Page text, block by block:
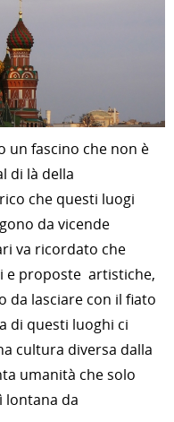
un fascino che non è
di là della
che questi luogi
da vicende
va ricordato che
e proposte artistiche,
da lasciare con il fiato
di questi luoghi ci
cultura diversa dalla
umanità che solo
lontana da